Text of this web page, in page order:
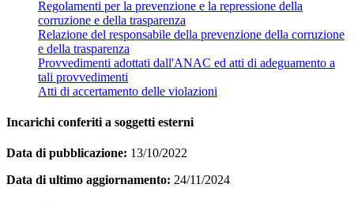
Regolamenti per la prevenzione e la repressione della
corruzione e della trasparenza
Relazione del responsabile della prevenzione della corruzione
e della trasparenza
Provvedimenti adottati dall'ANAC ed atti di adeguamento a
tali provvedimenti
Atti di accertamento delle violazioni
Incarichi conferiti a soggetti esterni
Data di pubblicazione: 13/10/2022
Data di ultimo aggiornamento: 24/11/2024